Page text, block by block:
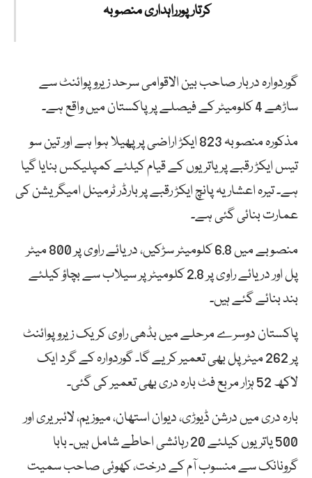
کرتار پورراہداری منصوبہ
گوردوارہ دربار صاحب بین الاقوامی سرحد زیرو پوائنٹ سے
ساڑھے 4 کلومیٹر کے فیصلے پر پاکستان میں واقع ہے۔
مذکورہ منصوبہ 823 ایکڑ اراضی پر پھیلا ہوا ہے اور تین سو
تیس ایکڑ رقبے پر یاتریوں کے قیام کیلئے کمپلیکس بنایا گیا
ہے۔ تیرہ اعشاریہ پانچ ایکڑ رقبے پر بارڈر ٹرمینل امیگریشن کی
عمارت بنائی گئی ہے۔
منصوبے میں 6.8 کلومیٹر سڑکیں، دریائے راوی پر 800 میٹر
پل اور دریائے راوی پر 2.8 کلومیٹر پر سیلاب سے بچاؤ کیلئے
بند بنائے گئے ہیں۔
پاکستان دوسرے مرحلے میں بڈھی راوی کریک زیرو پوائنٹ
پر 262 میٹر پل بھی تعمیر کریے گا۔ گوردوارہ کے گرد ایک
لاکھ 52 ہزار مربع فٹ بارہ دری بھی تعمیر کی گئی۔
بارہ دری میں درشن ڈیوڑی، دیوان استھان، میوزیم، لائبریری اور
500 یاتریوں کیلئے 20 رہائشی احاطے شامل ہیں۔ بابا
گرونانک سے منسوب آم کے درخت، کھوئی صاحب سمیت